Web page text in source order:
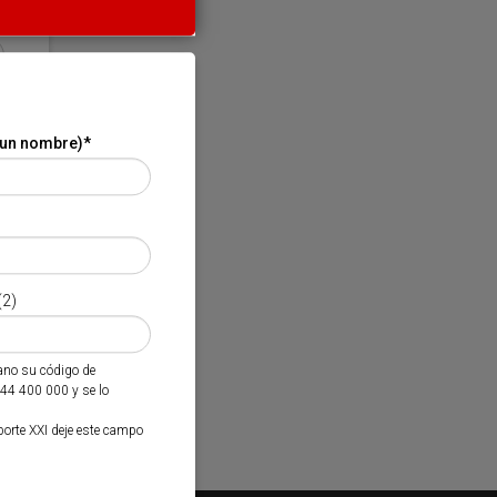
nombre)*
su código de
400 000 y se lo
XXI deje este campo